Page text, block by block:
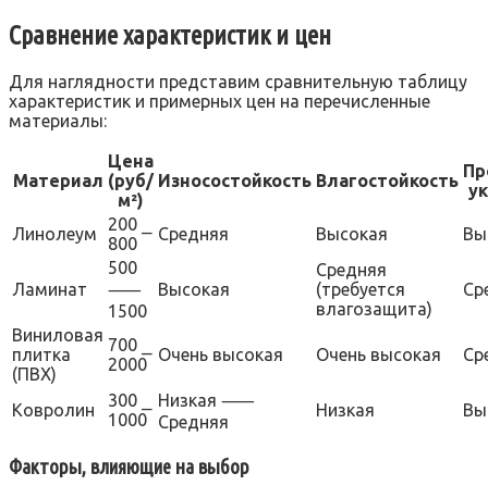
Сравнение характеристик и цен
Для наглядности представим сравнительную таблицу
характеристик и примерных цен на перечисленные
материалы:
Материал
Цена
(руб/
м²)
Износостойкость Влагостойкость
Линолеум
200 ⎯
800
Средняя Высокая
Ламинат
500
⸺
1500
Высокая
Средняя
(требуется
влагозащита)
Виниловая
плитка
(ПВХ)
700 ⎯
2000
Очень высокая Очень высокая
Ковролин
300 ⎯
1000
Низкая ⸺
Средняя
Низкая
Факторы, влияющие на выбор